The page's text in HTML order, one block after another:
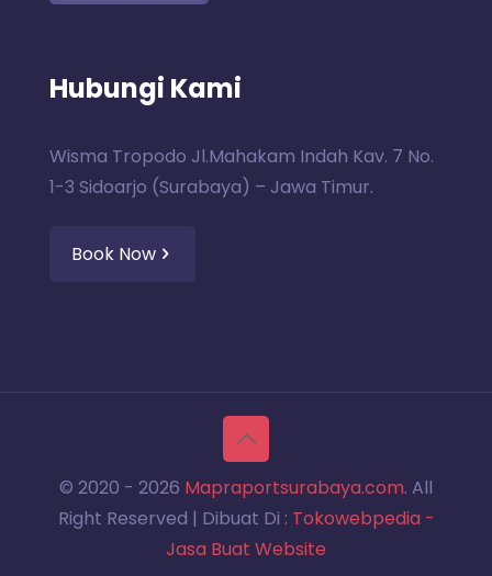
Hubungi Kami
Wisma Tropodo Jl.Mahakam Indah Kav. 7 No.
1-3 Sidoarjo (Surabaya) – Jawa Timur.
Book Now
© 2020 - 2026 Mapraportsurabaya.com. All
Right Reserved | Dibuat Di : Tokowebpedia -
Jasa Buat Website